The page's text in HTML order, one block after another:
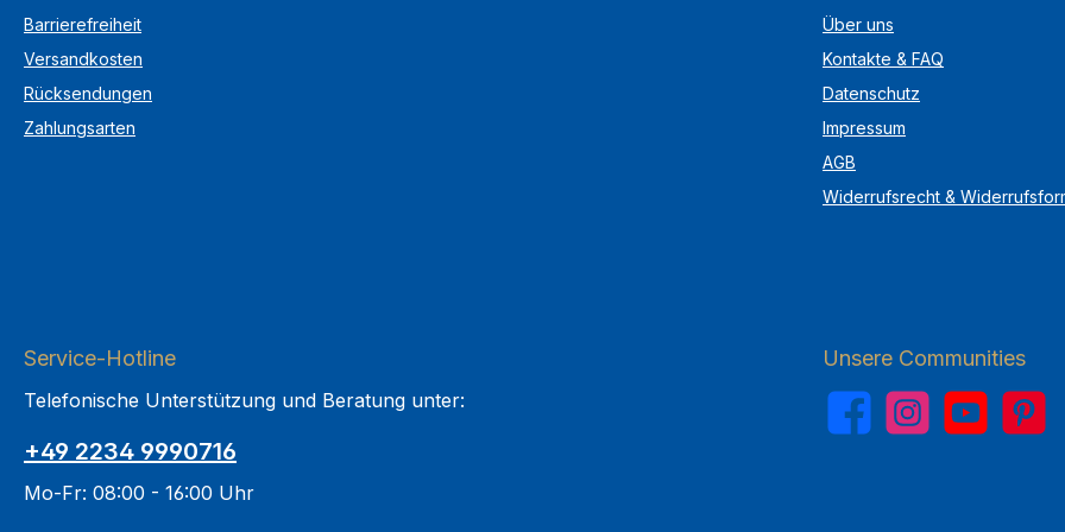
Barrierefreiheit
Versandkosten
Rücksendungen
Zahlungsarten
Über uns
Kontakte & FAQ
Datenschutz
Impressum
AGB
Widerrufsrecht &
Service-Hotline
Telefonische Unterstützung und Beratung unter:
+49 2234 9990716
Mo-Fr: 08:00 - 16:00 Uhr
Unsere Communities
FacebookInstagramYouTubePinterest